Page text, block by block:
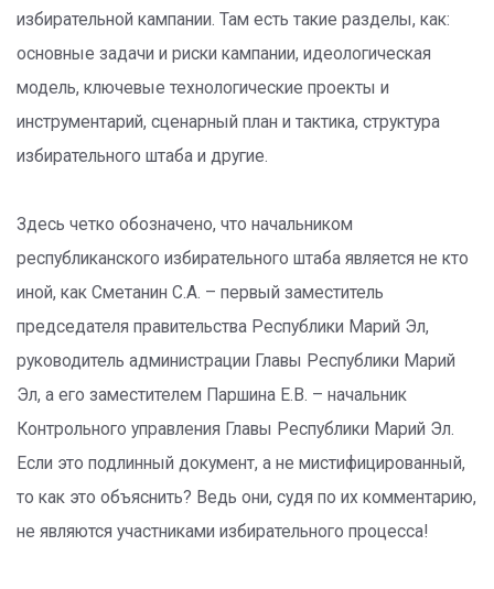
избирательной кампании. Там есть такие разделы, как:
основные задачи и риски кампании, идеологическая
модель, ключевые технологические проекты и
инструментарий, сценарный план и тактика, структура
избирательного штаба и другие.
Здесь четко обозначено, что начальником
республиканского избирательного штаба является не кто
иной, как Сметанин С.А. – первый заместитель
председателя правительства Республики Марий Эл,
руководитель администрации Главы Республики Марий
Эл, а его заместителем Паршина Е.В. – начальник
Контрольного управления Главы Республики Марий Эл.
Если это подлинный документ, а не мистифицированный,
то как это объяснить? Ведь они, судя по их комментарию,
не являются участниками избирательного процесса!